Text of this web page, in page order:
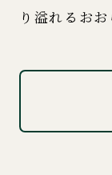
り溢れるお